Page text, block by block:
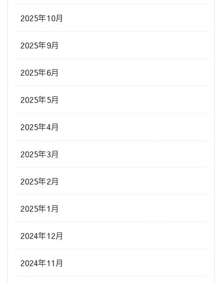
2025年10月
2025年9月
2025年6月
2025年5月
2025年4月
2025年3月
2025年2月
2025年1月
2024年12月
2024年11月